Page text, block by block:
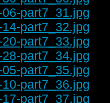
part7_31.jpg
part7_32.jpg
part7_33.jpg
part7_34.jpg
part7_35.jpg
part7_36.jpg
part7_37.jpg